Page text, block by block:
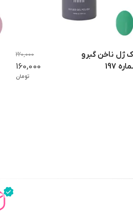
لاک ژل ناخن گبرو
197
220,000
160,000
تومان